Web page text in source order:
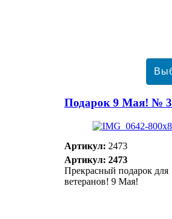
Подарок 9 Мая! № 3
Артикул: 2473
Артикул: 2473
Прекрасный подарок для
ветеранов! 9 Мая!